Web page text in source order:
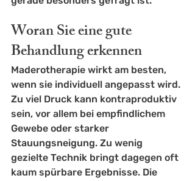
Woran Sie eine gute
Behandlung erkennen
Maderotherapie wirkt am besten,
wenn sie individuell angepasst wird.
Zu viel Druck kann kontraproduktiv
sein, vor allem bei empfindlichem
Gewebe oder starker
Stauungsneigung. Zu wenig
gezielte Technik bringt dagegen oft
kaum spürbare Ergebnisse. Die